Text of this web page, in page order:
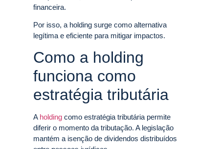
financeira.
Por isso, a holding surge como alternativa
legítima e eficiente para mitigar impactos.
Como a holding
funciona como
estratégia tributária
A holdingcomo estratégia tributária permite
diferir o momento da tributação. A legislação
mantém a isenção de dividendos distribuídos